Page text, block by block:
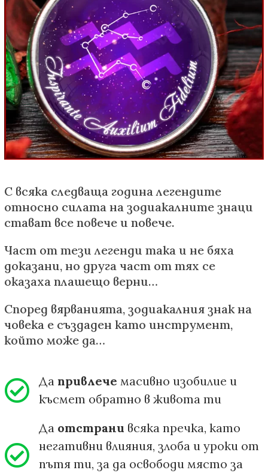
С всяка следваща година легендите
относно силата на зодиакалните знаци
стават все повече и повече.
Част от тези легенди така и не бяха
доказани, но друга част от тях се
оказаха плашещо верни…
Според вярванията, зодиакалния знак на
човека е създаден като инструмент,
който може да…
Да привлече масивно изобилие и
късмет обратно в живота ти
Да отстрани всяка пречка, като
негативни влияния, злоба и уроки от
пътя ти, за да освободи място за